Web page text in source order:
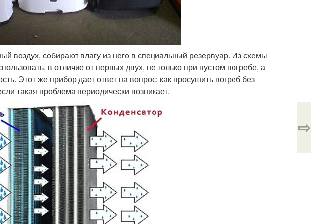
воздух, собирают влагу из него в специальный резервуар. Из схемы
в отличие от первых двух, не только при пустом погребе, а
Этот же прибор дает ответ на вопрос: как просушить погреб без
такая проблема периодически возникает.
⇨